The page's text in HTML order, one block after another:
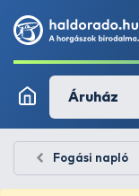
Áruház
Fogási napló